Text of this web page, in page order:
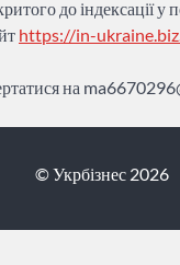
до індексації
https://in-
на
© Укрбізнес 2026